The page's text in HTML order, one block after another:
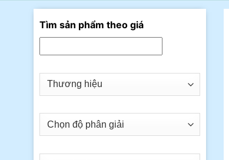
Tìm sản phẩm theo giá